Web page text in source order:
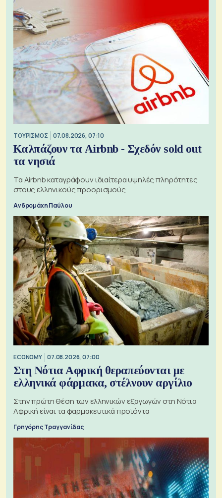
ΤΟΥΡΙΣΜΟΣ 07.08.2026, 07:10
Καλπάζουν τα Airbnb - Σχεδόν sold out
τα νησιά
Τα Airbnb καταγράφουν ιδιαίτερα υψηλές πληρότητες
στους ελληνικούς προορισμούς
Ανδρομάχη Παύλου
ECONOMY 07.08.2026, 07:00
Στη Νότια Αφρική θεραπεύονται με
ελληνικά φάρμακα, στέλνουν αργίλιο
Στην πρώτη θέση των ελληνικών εξαγωγών στη Νότια
Αφρική είναι τα φαρμακευτικά προϊόντα
Γρηγόρης Τραγγανίδας